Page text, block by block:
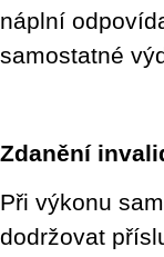
náplní
samostatné
Zdanění
Při výkonu
dodržovat